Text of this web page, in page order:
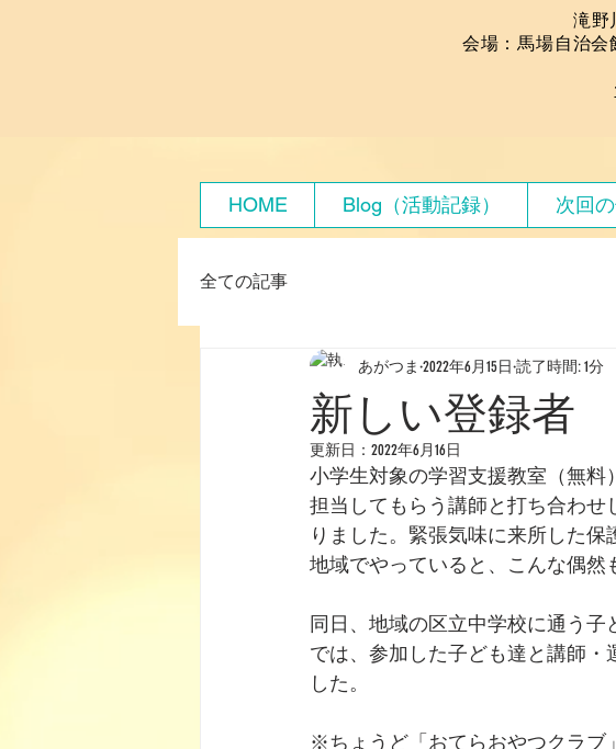
滝野
会場：馬場自治会
HOME Blog（活動記録） 次回
全ての記事
新しい登録者
あがつま 2022年6月15日 読了時間: 1分
更新日： 2022年6月16日
小学生対象の学習支援教室（無料
担当してもらう講師と打ち合わ
りました。緊張気味に来所した保
地域でやっていると、こんな偶然
同日、地域の区立中学校に通う子
では、参加した子ども達と講師
した。
※ちょうど「おてらおやつクラブ